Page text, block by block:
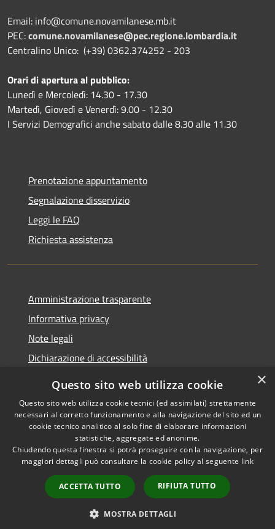
Email: info@comune.novamilanese.mb.it
PEC:comune.novamilanese@pec.regione.lombardia.it
Centralino Unico: (+39) 0362.374252 - 203
Orari di apertura al pubblico:
Lunedì e Mercoledì: 14.30 - 17.30
Martedì, Giovedì e Venerdì: 9.00 - 12.30
I Servizi Demografici anche sabato dalle 8.30 alle 11.30
Prenotazione appuntamento
Segnalazione disservizio
Leggi le FAQ
Richiesta assistenza
Amministrazione trasparente
Informativa privacy
Note legali
Dichiarazione di accessibilità
RSS
Privacy
Cookie
Mappa del sito
Extranet
Copyright © 2026 • Comune di
Nova Milanese • Powered by
Municipium•Accesso
redazione
×
Questo sito web utilizza cookie
Questo sito web utilizza cookie tecnici (ed assimilati) strettamente
necessari al corretto funzionamento e alla navigazione del sito ed un
cookie tecnico analitico al solo fine di elaborare informazioni
statistiche, aggregate ed anonime.
Chiudendo questa finestra si potrà proseguire con la navigazione, per
maggiori dettagli può consultare la cookie policy al seguente link
ACCETTA TUTTO RIFIUTA TUTTO
MOSTRA DETTAGLI